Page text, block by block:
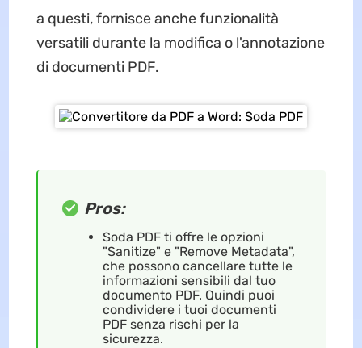
a questi, fornisce anche funzionalità
versatili durante la modifica o l'annotazione
di documenti PDF.
Pros:
Soda PDF ti offre le opzioni
"Sanitize" e "Remove Metadata",
che possono cancellare tutte le
informazioni sensibili dal tuo
documento PDF. Quindi puoi
condividere i tuoi documenti
PDF senza rischi per la
sicurezza.